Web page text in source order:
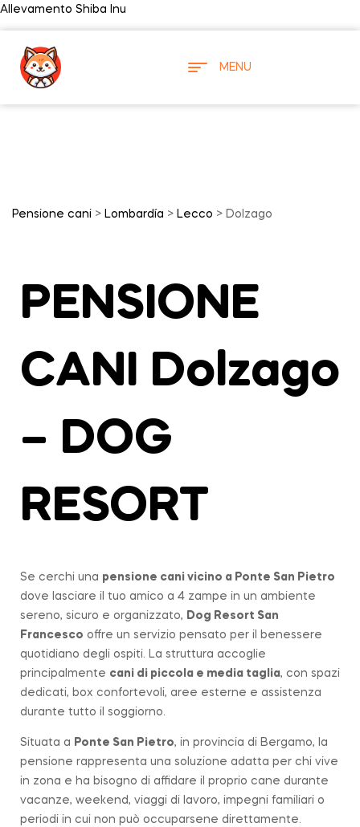
Allevamento Shiba Inu
MENU
Pensione cani > Lombardía > Lecco > Dolzago
PENSIONE
CANI Dolzago
– DOG
RESORT
Se cerchi una pensione cani vicino a Ponte San Pietro
dove lasciare il tuo amico a 4 zampe in un ambiente
sereno, sicuro e organizzato, Dog Resort San
Francesco offre un servizio pensato per il benessere
quotidiano degli ospiti. La struttura accoglie
principalmente cani di piccola e media taglia, con spazi
dedicati, box confortevoli, aree esterne e assistenza
durante tutto il soggiorno.
Situata a Ponte San Pietro, in provincia di Bergamo, la
pensione rappresenta una soluzione adatta per chi vive
in zona e ha bisogno di affidare il proprio cane durante
vacanze, weekend, viaggi di lavoro, impegni familiari o
periodi in cui non può occuparsene direttamente.